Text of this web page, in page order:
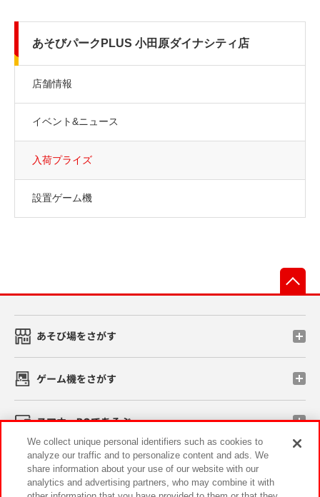
あそびパークPLUS 小田原ダイナシティ店
店舗情報
イベント&ニュース
入荷プライズ
設置ゲーム機
あそび場をさがす
ゲーム機をさがす
スマホ・PCであそぶ
イベント・キャンペーン
We collect unique personal identifiers such as cookies to
analyze our traffic and to personalize content and ads. We
share information about your use of our website with our
analytics and advertising partners, who may combine it with